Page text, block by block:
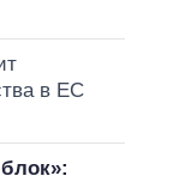
в ЕС